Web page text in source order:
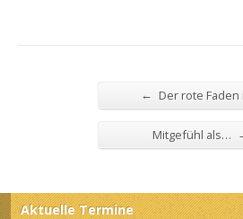
← Der rote
Mitgefühl als…
Aktuelle Termine